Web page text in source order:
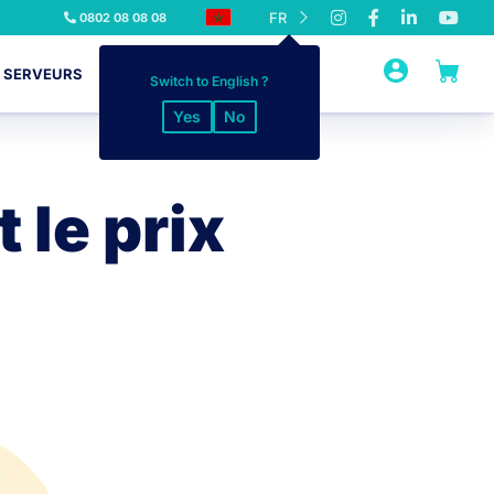
0802 08 08 08 FR
Switch to English ?
Yes No
SERVEURS INFOGÉRANCE SSL
le prix